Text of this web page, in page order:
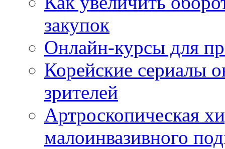
закупок
Онлайн-курсы для
Корейские сериалы
зрителей
Артроскопическая
малоинвазивного